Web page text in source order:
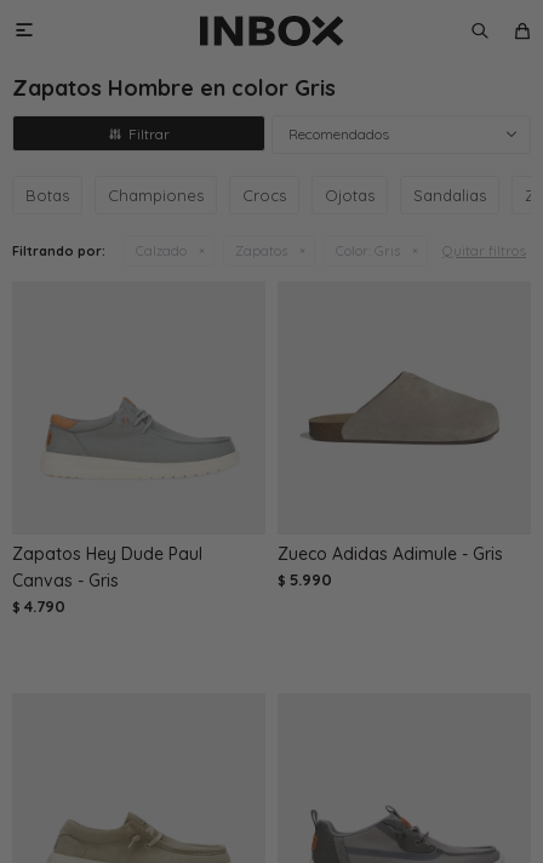

Zapatos Hombre en color Gris
Recomendados
Botas Championes Crocs Ojotas Sandalias
Filtrando por: Calzado Zapatos Color: Gris Quitar filtros
Zapatos Hey Dude Paul
Canvas - Gris
$ 4.790
Zueco Adidas Adimule - Gris
$ 5.990